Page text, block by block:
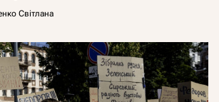
Світлана